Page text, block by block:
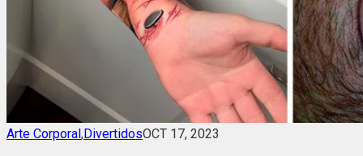
Arte Corporal,DivertidosOCT 17, 2023